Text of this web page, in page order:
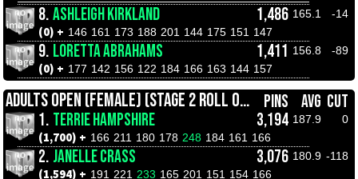
8.ASHLEIGH KIRKLAND 1,486 165.1 -14
(0) + 146 161 173 188 201 144 175 151 147
9. LORETTA ABRAHAMS 1,411 156.8 -89
(0) + 177 142 156 122 184 166 163 144 157
ADULTS OPEN (FEMALE) (STAGE 2 ROLL OFFS) PINS AVG CUT
1. TERRIE HAMPSHIRE 3,194 187.9 0
(1,700) + 166 211 180 178 248 184 161 166
2. JANELLE CRASS 3,076 180.9 -118
(1,594) + 191 221 233 165 201 151 154 166